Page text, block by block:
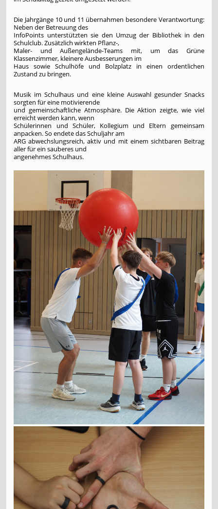
Die Jahrgänge 10 und 11 übernahmen besondere Verantwortung:
Neben der Betreuung des
InfoPoints unterstützten sie den Umzug der Bibliothek in den
Schulclub. Zusätzlich wirkten Pflanz-,
Maler- und Außengelände-Teams mit, um das Grüne
Klassenzimmer, kleinere Ausbesserungen im
Haus sowie Schulhöfe und Bolzplatz in einen ordentlichen
Zustand zu bringen.
Musik im Schulhaus und eine kleine Auswahl gesunder Snacks
sorgten für eine motivierende
und gemeinschaftliche Atmosphäre. Die Aktion zeigte, wie viel
erreicht werden kann, wenn
Schülerinnen und Schüler, Kollegium und Eltern gemeinsam
anpacken. So endete das Schuljahr am
ARG abwechslungsreich, aktiv und mit einem sichtbaren Beitrag
aller für ein sauberes und
angenehmes Schulhaus.